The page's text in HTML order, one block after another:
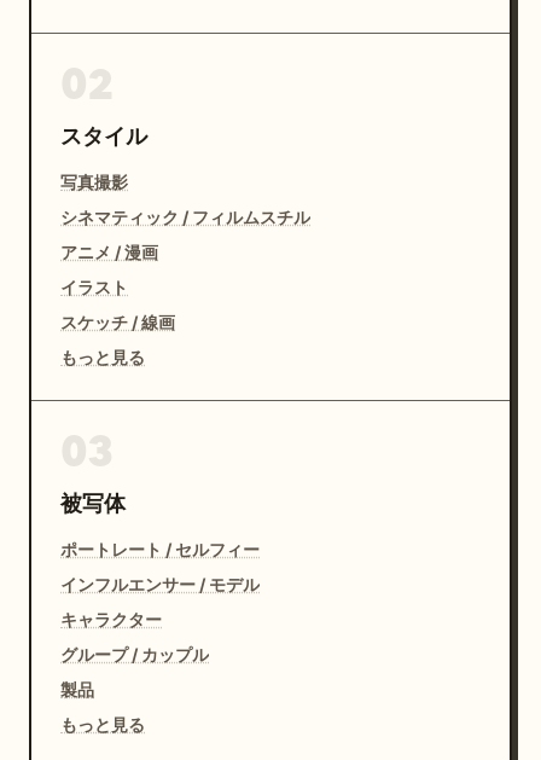
スタイル
写真撮影
シネマティック / フィルムスチル
アニメ / 漫画
イラスト
スケッチ / 線画
もっと見る
被写体
ポートレート / セルフィー
インフルエンサー / モデル
キャラクター
グループ / カップル
製品
もっと見る